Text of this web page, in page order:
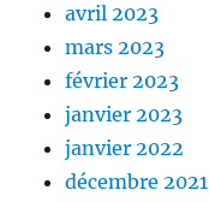
avril 2023
mars 2023
février 2023
janvier 2023
janvier 2022
décembre 2021